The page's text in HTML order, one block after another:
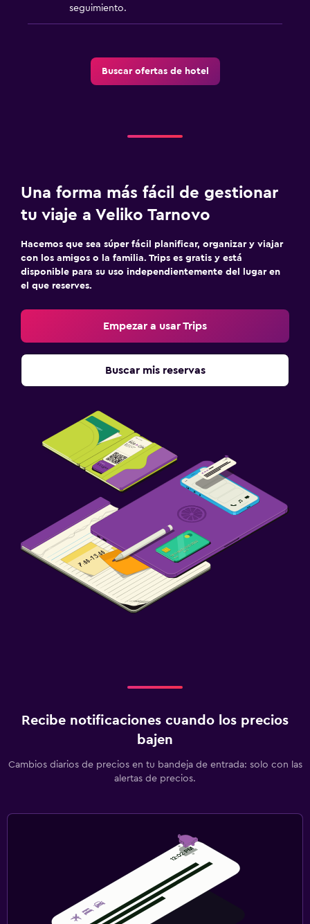
seguimiento.
Buscar ofertas de hotel
Una forma más fácil de gestionar
tu viaje a Veliko Tarnovo
Hacemos que sea súper fácil planificar, organizar y viajar
con los amigos o la familia. Trips es gratis y está
disponible para su uso independientemente del lugar en
el que reserves.
Empezar a usar Trips
Buscar mis reservas
Recibe notificaciones cuando los precios
bajen
Cambios diarios de precios en tu bandeja de entrada: solo con las
alertas de precios.